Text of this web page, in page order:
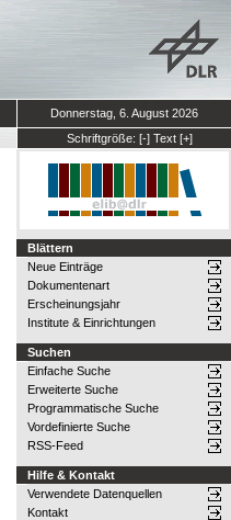
Donnerstag, 6. August 2026
Schriftgröße: [-] Text [+]
Blättern
Neue Einträge
Dokumentenart
Erscheinungsjahr
Institute & Einrichtungen
Suchen
Einfache Suche
Erweiterte Suche
Programmatische Suche
Vordefinierte Suche
RSS-Feed
Hilfe & Kontakt
Verwendete Datenquellen
Kontakt